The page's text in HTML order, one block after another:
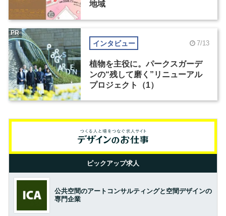
地域
インタビュー 7/13
植物を主役に。パークスガーデ
ンの“残して磨く”リニューアル
プロジェクト（1）
PR
ピックアップ求人
公共空間のアートコンサルティングと空間デザインの
専門企業